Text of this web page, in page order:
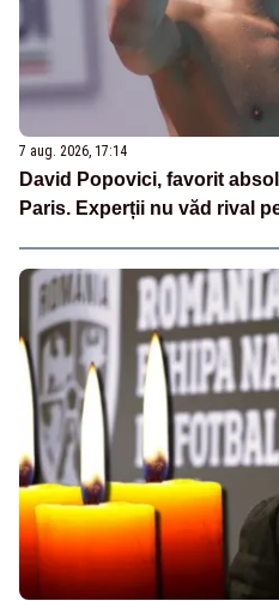
7 aug. 2026, 17:14
David Popovici, favorit
Paris. Experții nu văd rival